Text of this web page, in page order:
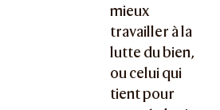
mieux
travailler à la
lutte du bien,
ou celui qui
tient pour